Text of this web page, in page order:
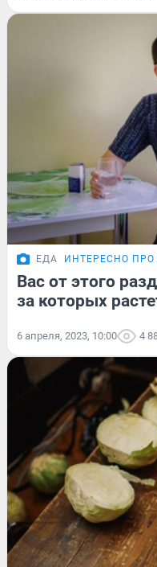
ЕДА ИНТЕРЕСНО ПРО
Вас от этого
за которых
6 апреля, 2023, 10:00 4